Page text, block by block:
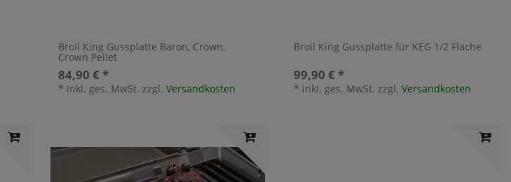
Broil King Gussplatte Baron, Crown,
Crown Pellet
84,90 € *
* inkl. ges. MwSt. zzgl.Versandkosten
Broil King Gussplatte für KEG 1/2 Fläche
99,90 € *
* inkl. ges. MwSt. zzgl.Versandkosten